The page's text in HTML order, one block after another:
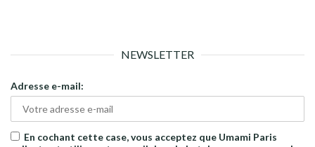
NEWSLETTER
Adresse e-mail:
En cochant cette case, vous acceptez que Umami Paris